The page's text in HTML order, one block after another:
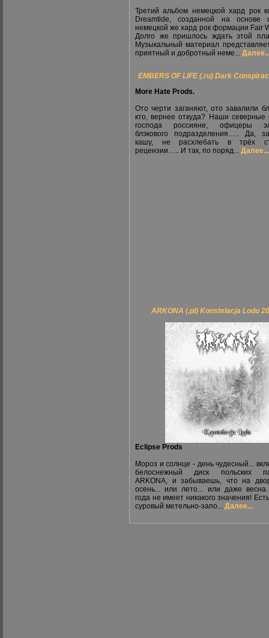
Третий альбом немецкой хард рок
Dreamtide, созданной на основе
немецкой же хард рок формации Fair
Долго же пришлось ждать этой
Музыкальный материал
приятный и добротный неме...
EMBERS OF LIFE (.ru) Dark
More Hate Prods.
Ото черти заганяют, ото завалили
кто, вернее откуда? Наши северные
господа россияне, офицеры
блэкового подразделения….. Да,
кашу, не расхлебать в трёх
рецензии….. И так, по поряд... Далее...
ARKONA (.pl) Konstelacja Lodu
Eclipse Prods
Мороз и солнце - день чудесный...
белоснежный диск польских
ARKONA, и забываешь, что на
осень... или лето... или даже
года не имеет никакого значения!
суровый метельно-запо... Далее...